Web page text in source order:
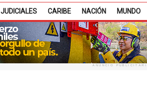
JUDICIALES CARIBE NACIÓN MUNDO
ANUNCIO